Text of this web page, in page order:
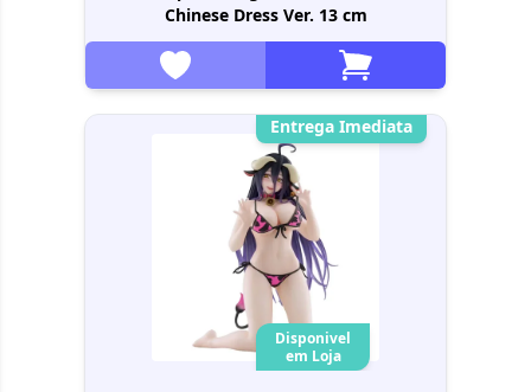
Chinese Dress Ver. 13 cm
Entrega Imediata
Disponivel
em Loja